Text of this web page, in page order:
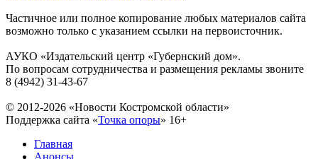
Частичное или полное копирование любых материалов сайта
возможно только с указанием ссылки на первоисточник.
АУКО «Издательский центр «Губернский дом».
По вопросам сотрудничества и размещения рекламы звоните
8 (4942) 31-43-67
© 2012-2026 «Новости Костромской области»
Поддержка сайта «Точка опоры» 16+
Главная